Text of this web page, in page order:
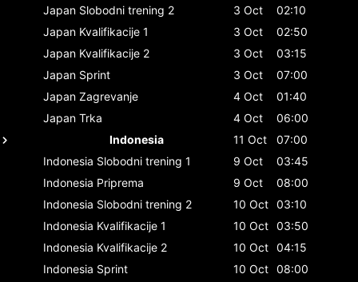
Japan Slobodni trening 2 3 Oct
02:10
Japan Kvalifikacije 1 3 Oct
02:50
Japan Kvalifikacije 2 3 Oct
03:15
Japan Sprint 3 Oct
07:00
Japan Zagrevanje 4 Oct
01:40
Japan Trka 4 Oct
06:00
Indonesia
11 Oct
07:00
Indonesia Slobodni trening 1 9 Oct
03:45
Indonesia Priprema 9 Oct
08:00
Indonesia Slobodni trening 2 10 Oct 03:10
Indonesia Kvalifikacije 1 10 Oct 03:50
Indonesia Kvalifikacije 2 10 Oct 04:15
Indonesia Sprint 10 Oct 08:00